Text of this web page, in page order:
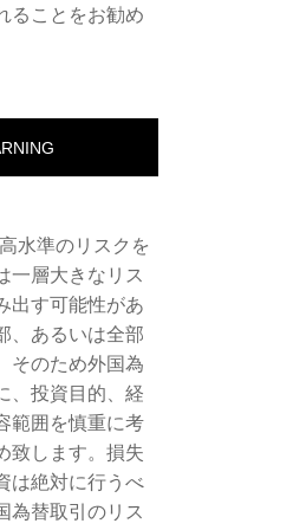
ることをお勧め
水準のリスクを
一層大きなリス
出す可能性があ
、あるいは全部
そのため外国為
、投資目的、経
範囲を慎重に考
致します。損失
は絶対に行うべ
為替取引のリス